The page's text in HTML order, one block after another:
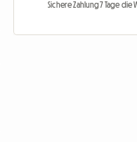
Sichere Zahlung7 Tage die